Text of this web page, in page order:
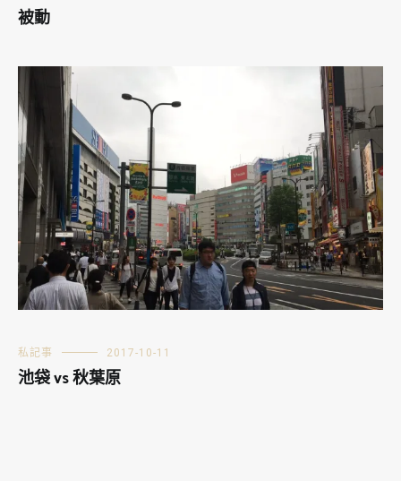
被動
私記事 2017-10-11
池袋 vs 秋葉原